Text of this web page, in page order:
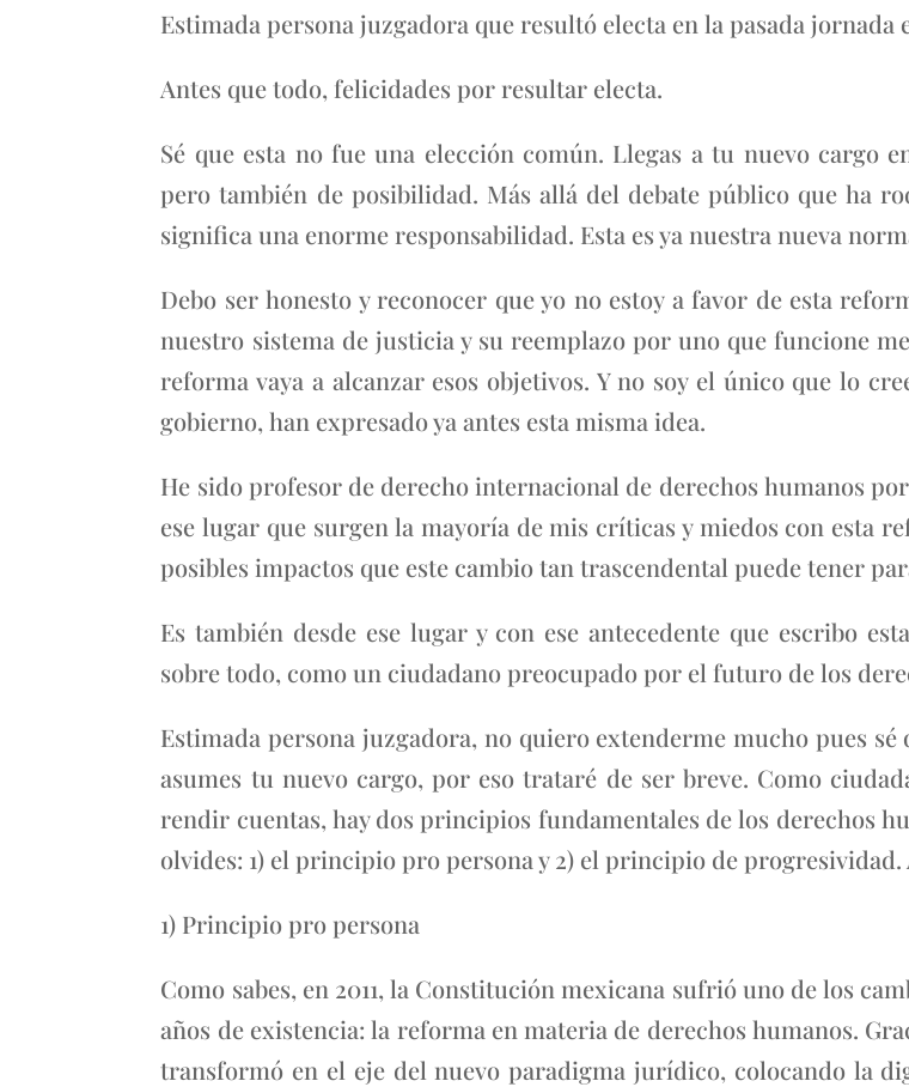
Estimada persona juzgadora que resultó electa en la pasada jornada
Antes que todo, felicidades por resultar electa.
Sé que esta no fue una elección común. Llegas a tu nuevo
pero también de posibilidad. Más allá del debate público que ha
significa una enorme responsabilidad. Esta es ya nuestra nueva
Debo ser honesto y reconocer que yo no estoy a favor de esta
nuestro sistema de justicia y su reemplazo por uno que funcione
reforma vaya a alcanzar esos objetivos. Y no soy el único que lo
gobierno, han expresado ya antes esta misma idea.
He sido profesor de derecho internacional de derechos humanos
ese lugar que surgen la mayoría de mis críticas y miedos con esta
posibles impactos que este cambio tan trascendental puede tener
Es también desde ese lugar y con ese antecedente que escribo
sobre todo, como un ciudadano preocupado por el futuro de los
Estimada persona juzgadora, no quiero extenderme mucho pues
asumes tu nuevo cargo, por eso trataré de ser breve. Como
rendir cuentas, hay dos principios fundamentales de los derechos
olvides: 1) el principio pro persona y 2) el principio de
1) Principio pro persona
Como sabes, en 2011, la Constitución mexicana sufrió uno de los
años de existencia: la reforma en materia de derechos humanos.
transformó en el eje del nuevo paradigma jurídico, colocando la